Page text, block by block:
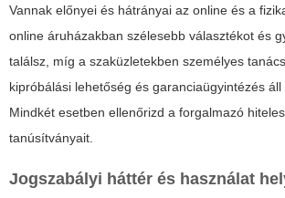
Vannak előnyei és hátrányai az online és a
online áruházakban szélesebb választékot és
találsz, míg a szaküzletekben személyes
kipróbálási lehetőség és garanciaügyintézés
Mindkét esetben ellenőrizd a forgalmazó
tanúsítványait.
Jogszabályi háttér és használat